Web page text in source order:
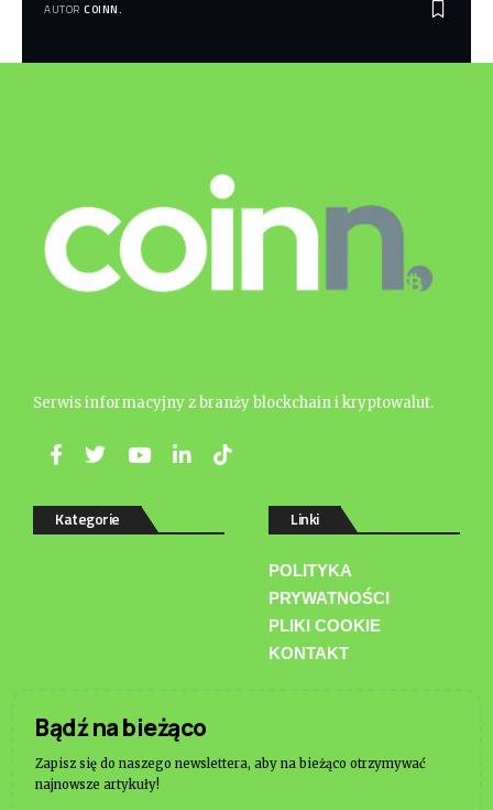
AUTOR COINN.
Serwis informacyjny z branży blockchain i kryptowalut.
Kategorie Linki
POLITYKA
PRYWATNOŚCI
PLIKI COOKIE
KONTAKT
Bądź na bieżąco
Zapisz się do naszego newslettera, aby na bieżąco otrzymywać
najnowsze artykuły!